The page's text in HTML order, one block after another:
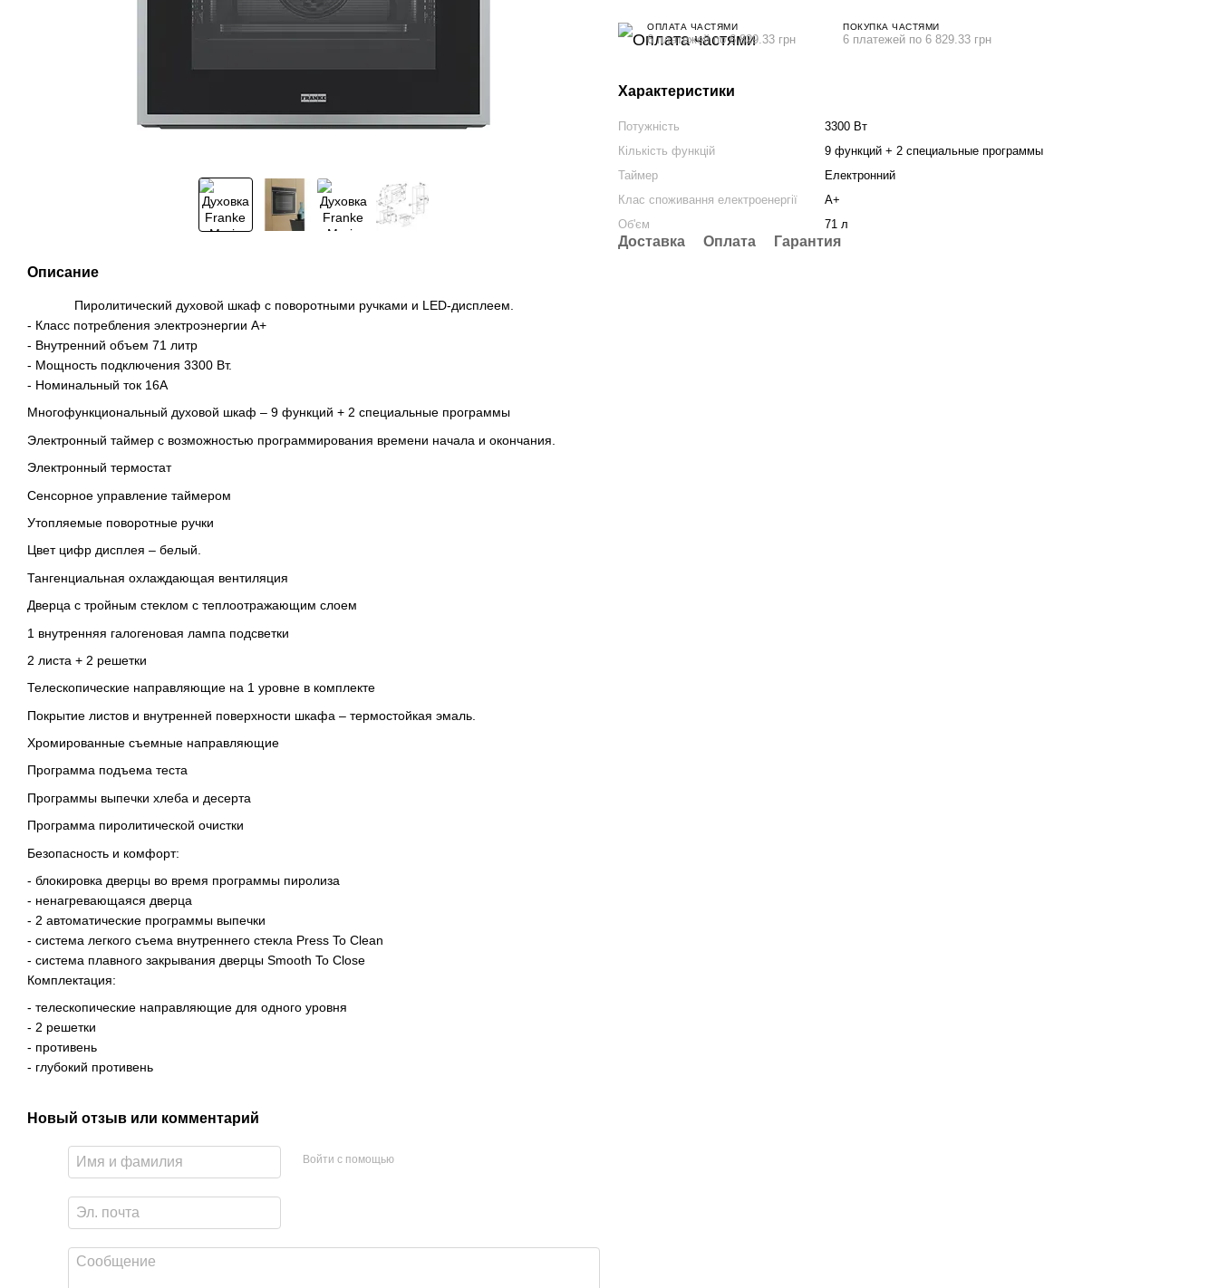
Описание
Пиролитический духовой шкаф с поворотными ручками и LED-дисплеем.
- Класс потребления электроэнергии А+
- Внутренний объем 71 литр
- Мощность подключения 3300 Вт.
- Номинальный ток 16А
Многофункциональный духовой шкаф – 9 функций + 2 специальные программы
Электронный таймер с возможностью программирования времени начала и окончания.
Электронный термостат
Сенсорное управление таймером
Утопляемые поворотные ручки
Цвет цифр дисплея – белый.
Тангенциальная охлаждающая вентиляция
Дверца с тройным стеклом с теплоотражающим слоем
1 внутренняя галогеновая лампа подсветки
2 листа + 2 решетки
Телескопические направляющие на 1 уровне в комплекте
Покрытие листов и внутренней поверхности шкафа – термостойкая эмаль.
Хромированные съемные направляющие
Программа подъема теста
Программы выпечки хлеба и десерта
Программа пиролитической очистки
Безопасность и комфорт:
- блокировка дверцы во время программы пиролиза
- ненагревающаяся дверца
- 2 автоматические программы выпечки
- система легкого съема внутреннего стекла Press To Clean
- система плавного закрывания дверцы Smooth To Close
Комплектация:
- телескопические направляющие для одного уровня
- 2 решетки
- противень
- глубокий противень
Новый отзыв или комментарий
Войти с помощью
ОПЛАТА ЧАСТЯМИ
6 платежей по 6 829.33 грн
ПОКУПКА ЧАСТЯМИ
6 платежей по 6 829.33 грн
Характеристики
Потужність
3300 Вт
Кількість функцій
9 функций + 2 специальные программы
Таймер
Електронний
Клас споживання електроенергії
A+
Об'єм
71 л
Доставка Оплата Гарантия